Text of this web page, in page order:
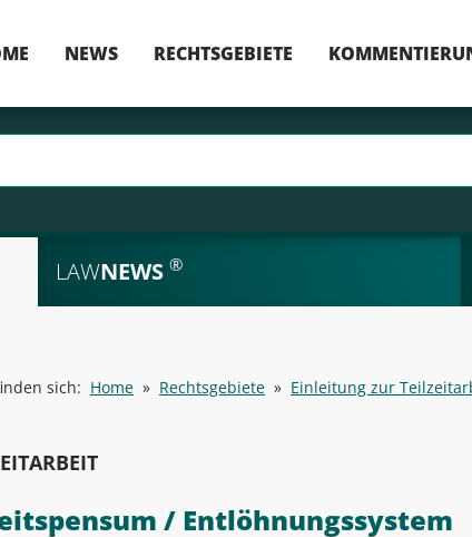
NEWS RECHTSGEBIETE
LAWNEWS ®
sich: Home » Rechtsgebiete » Einleitung zur
/ Entlöhnungssystem